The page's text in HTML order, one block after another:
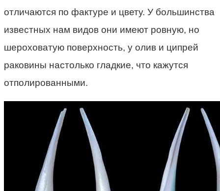
отличаются по фактуре и цвету. У большинства
известных нам видов они имеют ровную, но
шероховатую поверхность, у олив и ципрей
раковины настолько гладкие, что кажутся
отполированными.